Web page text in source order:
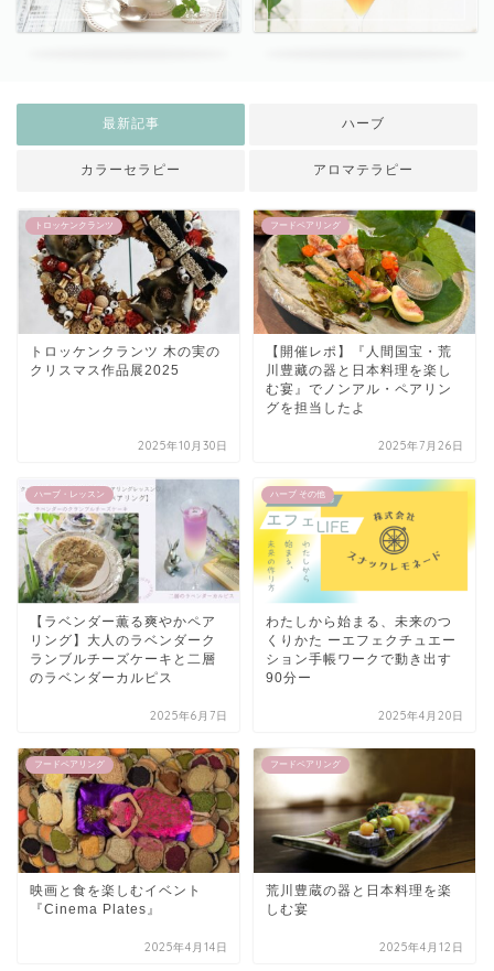
最新記事 ハーブ
カラーセラピー アロマテラピー
トロッケンクランツ
トロッケンクランツ 木の実の
クリスマス作品展2025
2025年10月30日
フードペアリング
【開催レポ】『人間国宝・荒
川豊藏の器と日本料理を楽し
む宴』でノンアル・ペアリン
グを担当したよ
2025年7月26日
ハーブ・レッスン
【ラベンダー薫る爽やかペア
リング】大人のラベンダーク
ランブルチーズケーキと二層
のラベンダーカルピス
2025年6月7日
ハーブ その他
わたしから始まる、未来のつ
くりかた ーエフェクチュエー
ション手帳ワークで動き出す
90分ー
2025年4月20日
フードペアリング
映画と食を楽しむイベント
『Cinema Plates』
2025年4月14日
フードペアリング
荒川豊蔵の器と日本料理を楽
しむ宴
2025年4月12日